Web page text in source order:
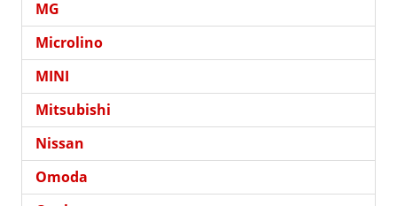
MG
Microlino
MINI
Mitsubishi
Nissan
Omoda